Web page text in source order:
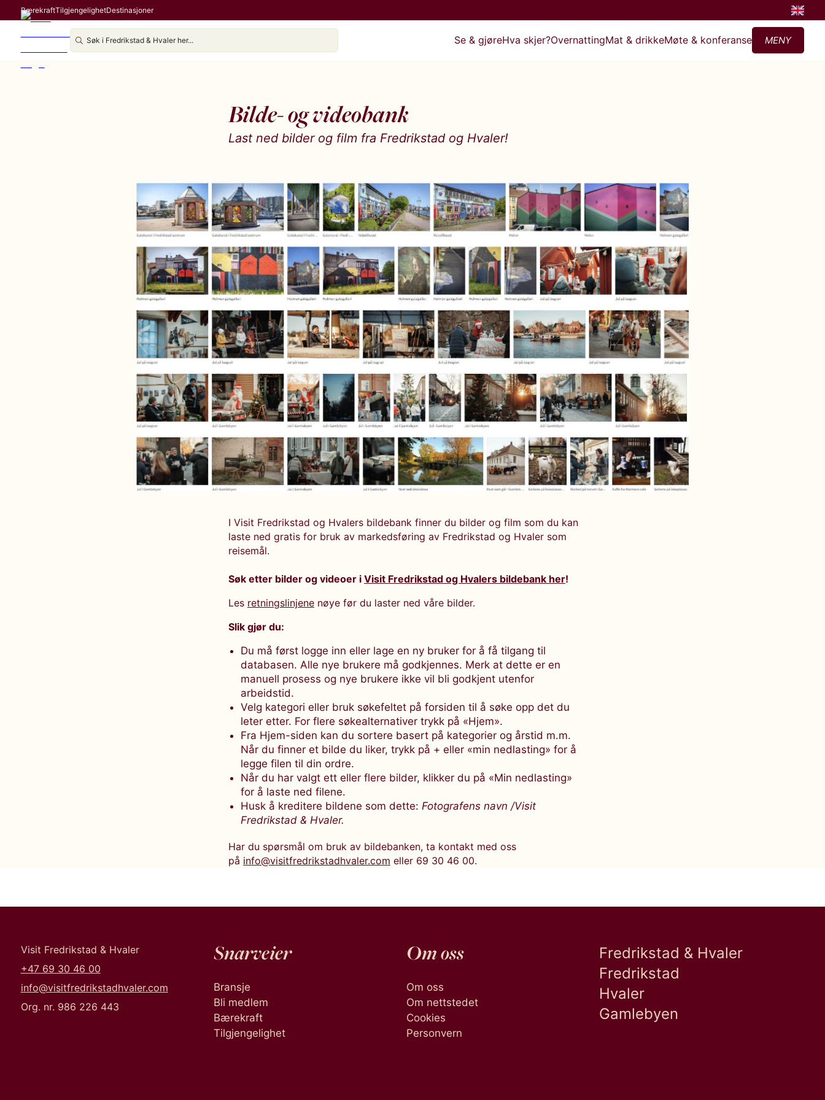
BærekraftTilgjengelighetDestinasjoner
Se & gjøreHva skjer?OvernattingMat & drikkeMøte & konferanse MENY
Bilde- og videobank
Last ned bilder og film fra Fredrikstad og Hvaler!
I Visit Fredrikstad og Hvalers bildebank finner du bilder og film som du kan
laste ned gratis for bruk av markedsføring av Fredrikstad og Hvaler som
reisemål.
Søk etter bilder og videoer i Visit Fredrikstad og Hvalers bildebank her!
Les retningslinjene nøye før du laster ned våre bilder.
Slik gjør du:
Du må først logge inn eller lage en ny bruker for å få tilgang til
databasen. Alle nye brukere må godkjennes. Merk at dette er en
manuell prosess og nye brukere ikke vil bli godkjent utenfor
arbeidstid.
Velg kategori eller bruk søkefeltet på forsiden til å søke opp det du
leter etter. For flere søkealternativer trykk på «Hjem».
Fra Hjem-siden kan du sortere basert på kategorier og årstid m.m.
Når du finner et bilde du liker, trykk på + eller «min nedlasting» for å
legge filen til din ordre.
Når du har valgt ett eller flere bilder, klikker du på «Min nedlasting»
for å laste ned filene.
Husk å kreditere bildene som dette: Fotografens navn /Visit
Fredrikstad & Hvaler.
Har du spørsmål om bruk av bildebanken, ta kontakt med oss
på info@visitfredrikstadhvaler.com eller 69 30 46 00.
Visit Fredrikstad & Hvaler
+47 69 30 46 00
info@visitfredrikstadhvaler.com
Org. nr. 986 226 443
Snarveier
Bransje
Bli medlem
Bærekraft
Tilgjengelighet
Om oss
Om oss
Om nettstedet
Cookies
Personvern
Fredrikstad & Hvaler
Fredrikstad
Hvaler
Gamlebyen